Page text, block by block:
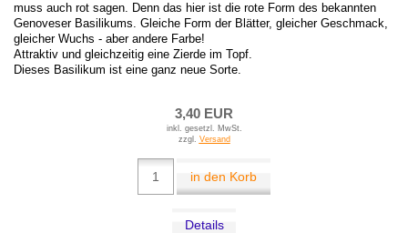
muss auch rot sagen. Denn das hier ist die rote Form des bekannten
Genoveser Basilikums. Gleiche Form der Blätter, gleicher Geschmack,
gleicher Wuchs - aber andere Farbe!
Attraktiv und gleichzeitig eine Zierde im Topf.
Dieses Basilikum ist eine ganz neue Sorte.
3,40 EUR
inkl. gesetzl. MwSt.
zzgl. Versand
in den Korb
Details